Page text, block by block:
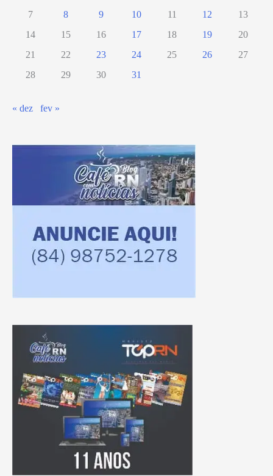
7
8 9 10 11 12
13
14
15 16 17 18 19
20
21
22 23 24 25 26
27
28
29 30 31
« dez fev »